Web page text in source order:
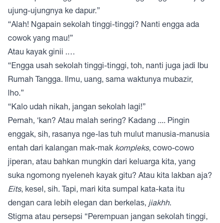
ujung-ujungnya ke dapur.”
“Alah! Ngapain sekolah tinggi-tinggi? Nanti engga ada
cowok yang mau!”
Atau kayak ginii .…
“Engga usah sekolah tinggi-tinggi, toh, nanti juga jadi Ibu
Rumah Tangga. Ilmu, uang, sama waktunya mubazir,
lho.”
“Kalo udah nikah, jangan sekolah lagi!”
Pernah, ‘kan? Atau malah sering? Kadang .... Pingin
enggak, sih, rasanya nge-las tuh mulut manusia-manusia
entah dari kalangan mak-mak kompleks, cowo-cowo
jiperan, atau bahkan mungkin dari keluarga kita, yang
suka ngomong nyeleneh kayak gitu? Atau kita lakban aja?
Eits, kesel, sih. Tapi, mari kita sumpal kata-kata itu
dengan cara lebih elegan dan berkelas, jiakhh.
Stigma atau persepsi “Perempuan jangan sekolah tinggi,